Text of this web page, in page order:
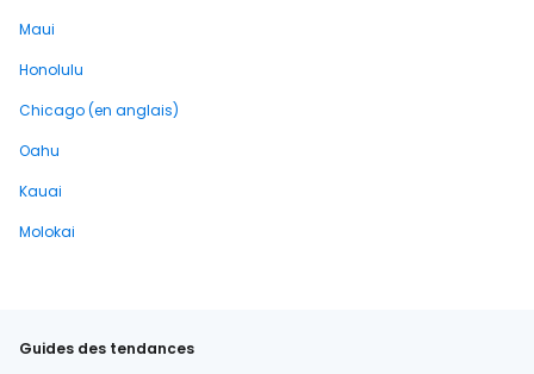
Maui
Honolulu
Chicago (en anglais)
Oahu
Kauai
Molokai
Guides des tendances